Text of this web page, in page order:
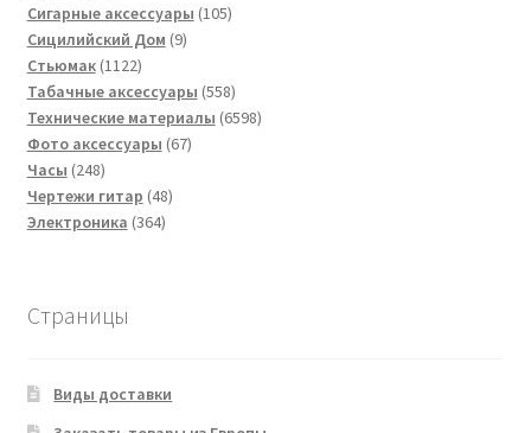
товаров
Сигарные аксессуары 105105
Сицилийский Дом 99
Стьюмак 11221122
товара
Табачные аксессуары 558558
товаров
Технические материалы 65986598
Фото аксессуары 6767
Часы 248248
товаров
Чертежи гитар 4848
Электроника 364364
Страницы
Виды доставки